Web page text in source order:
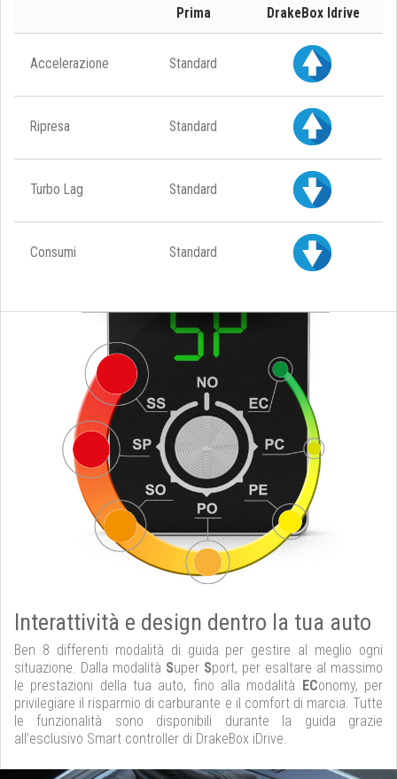
Prima DrakeBox Idrive
Accelerazione Standard
Ripresa Standard
Turbo Lag Standard
Consumi Standard
Interattività e design dentro la tua auto
Ben 8 differenti modalità di guida per gestire al meglio ogni
situazione. Dalla modalità Super Sport, per esaltare al massimo
le prestazioni della tua auto, fino alla modalità EConomy, per
privilegiare il risparmio di carburante e il comfort di marcia. Tutte
le funzionalità sono disponibili durante la guida grazie
all’esclusivo Smart controller di DrakeBox iDrive.